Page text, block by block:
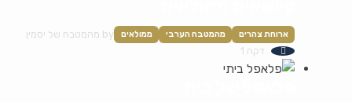
ארוחת צהרים מהמטבח הערבי ממולאים by מהמטבח של יסמין
דקה 1